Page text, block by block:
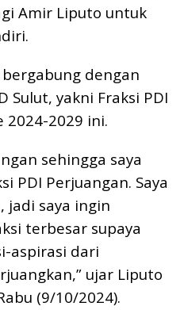
Amir Liputo untuk
dengan
Sulut, yakni Fraksi PDI
2024-2029 ini.
sehingga saya
PDI Perjuangan. Saya
jadi saya ingin
terbesar supaya
aspirasi dari
ujar Liputo
(9/10/2024).